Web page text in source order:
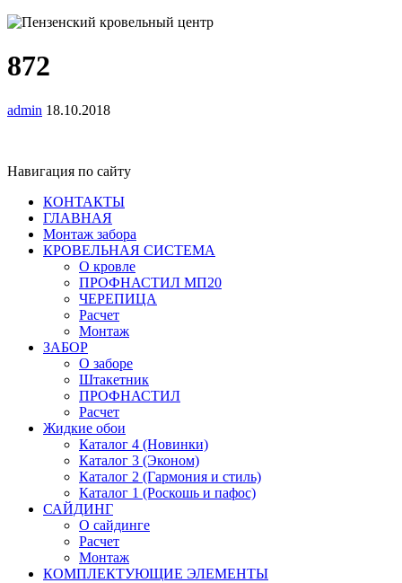
872
admin 18.10.2018
Навигация по сайту
КОНТАКТЫ
ГЛАВНАЯ
Монтаж забора
КРОВЕЛЬНАЯ СИСТЕМА
О кровле
ПРОФНАСТИЛ МП20
ЧЕРЕПИЦА
Расчет
Монтаж
ЗАБОР
О заборе
Штакетник
ПРОФНАСТИЛ
Расчет
Жидкие обои
Каталог 4 (Новинки)
Каталог 3 (Эконом)
Каталог 2 (Гармония и стиль)
Каталог 1 (Роскошь и пафос)
САЙДИНГ
О сайдинге
Расчет
Монтаж
КОМПЛЕКТУЮЩИЕ ЭЛЕМЕНТЫ